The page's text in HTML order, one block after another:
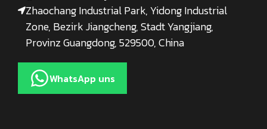
Zhaochang Industrial Park, Yidong Industrial
Zone, Bezirk Jiangcheng, Stadt Yangjiang,
Provinz Guangdong, 529500, China
WhatsApp uns